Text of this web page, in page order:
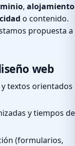
, alojamiento
o contenido.
propuesta a
web
textos orientados
y tiempos de
(formularios,